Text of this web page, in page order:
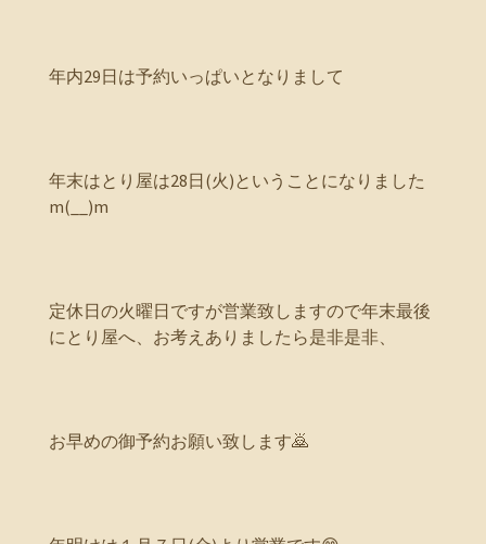
年内29日は予約いっぱいとなりまして
年末はとり屋は28日(火)ということになりました
m(__)m
定休日の火曜日ですが営業致しますので年末最後
にとり屋へ、お考えありましたら是非是非、
お早めの御予約お願い致します🙇